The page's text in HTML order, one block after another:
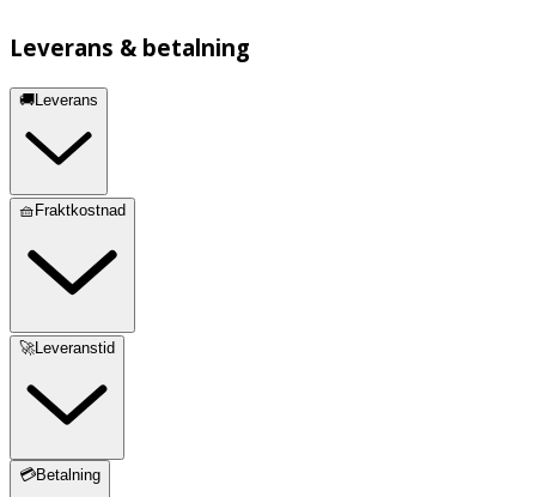
Leverans & betalning
🚚Leverans
🧺Fraktkostnad
🚀Leveranstid
💳Betalning